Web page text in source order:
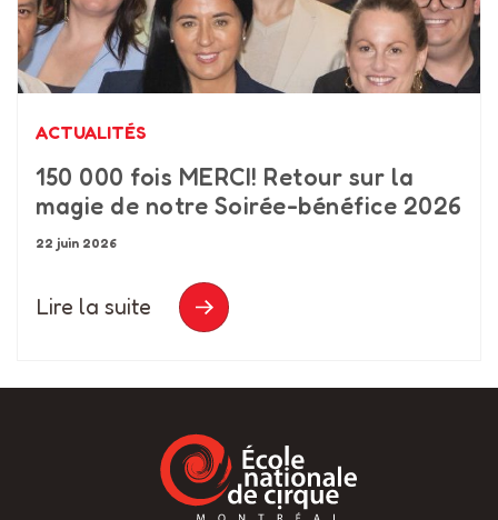
ACTUALITÉS
150 000 fois MERCI! Retour sur la
magie de notre Soirée-bénéfice 2026
22 juin 2026
Lire la suite